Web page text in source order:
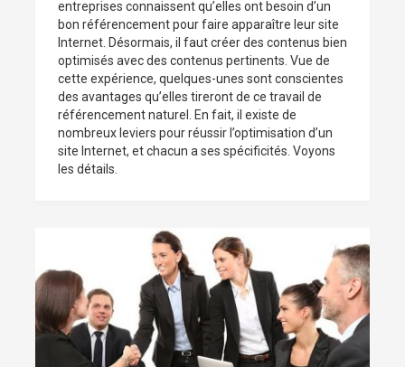
entreprises connaissent qu’elles ont besoin d’un
bon référencement pour faire apparaître leur site
Internet. Désormais, il faut créer des contenus bien
optimisés avec des contenus pertinents. Vue de
cette expérience, quelques-unes sont conscientes
des avantages qu’elles tireront de ce travail de
référencement naturel. En fait, il existe de
nombreux leviers pour réussir l’optimisation d’un
site Internet, et chacun a ses spécificités. Voyons
les détails.